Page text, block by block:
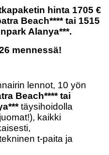
hinta 1705 €
Beach**** tai 1515
Alanya***.
mennessä!
lennot, 10 yön
Beach**** tai
täysihoidolla
kaikki
t-paita ja